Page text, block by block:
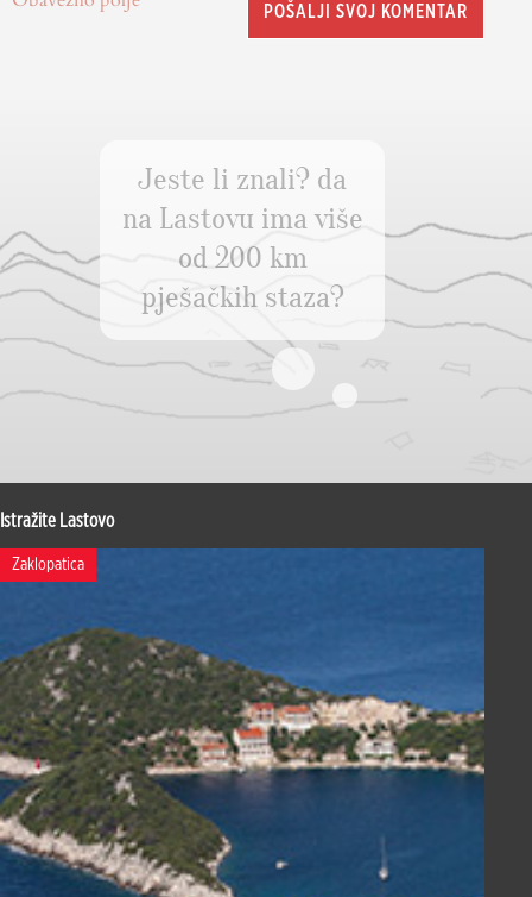
POŠALJI SVOJ KOMENTAR
Jeste li znali? da
na Lastovu ima više
od 200 km
pješačkih staza?
Istražite Lastovo
Zaklopatica